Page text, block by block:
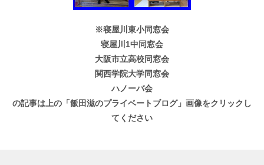
※寝屋川東小同窓会
寝屋川1中同窓会
大阪市立高校同窓会
関西学院大学同窓会
ハノーバ会
の記事は上の「飯田滋のプライベートブログ」画像をクリックし
てください